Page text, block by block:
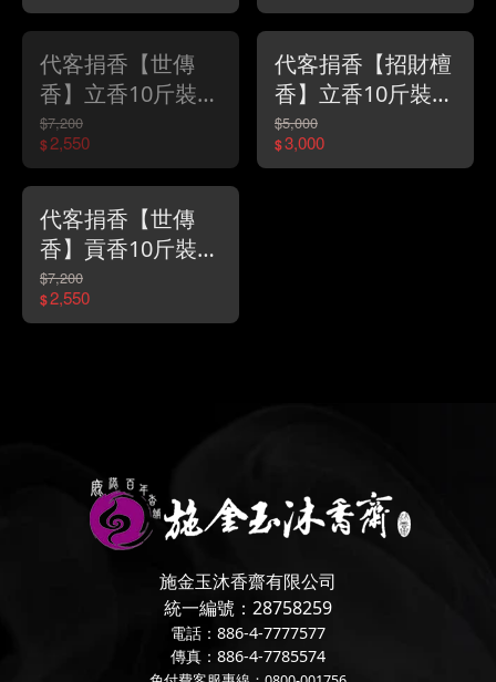
代客捐香【世傳
香】立香10斤裝/
特價2550元
$7,200
$2,550
代客捐香【招財檀
香】立香10斤裝/
特價3000元
$5,000
$3,000
代客捐香【世傳
香】貢香10斤裝/
特價2550元
$7,200
$2,550
施金玉沐香齋有限公司
統一編號：28758259
電話：886-4-7777577
傳真：886-4-7785574